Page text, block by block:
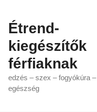
Étrend-
kiegészítők
férfiaknak
edzés – szex – fogyókúra –
egészség